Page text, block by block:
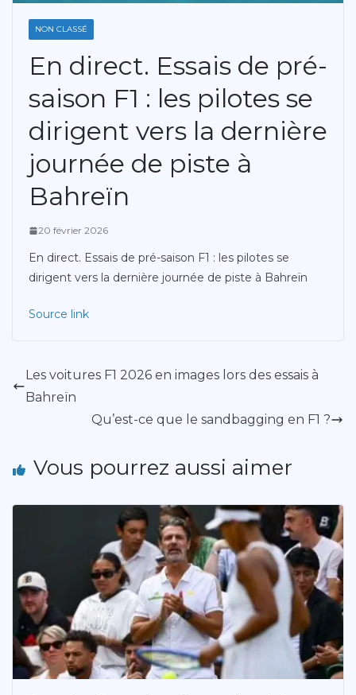
NON CLASSÉ
En direct. Essais de pré-
saison F1 : les pilotes se
dirigent vers la dernière
journée de piste à
Bahreïn
20 février 2026
En direct. Essais de pré-saison F1 : les pilotes se
dirigent vers la dernière journée de piste à Bahreïn
Source link
Les voitures F1 2026 en images lors des essais à
Bahreïn
Qu’est-ce que le sandbagging en F1 ?
Vous pourrez aussi aimer